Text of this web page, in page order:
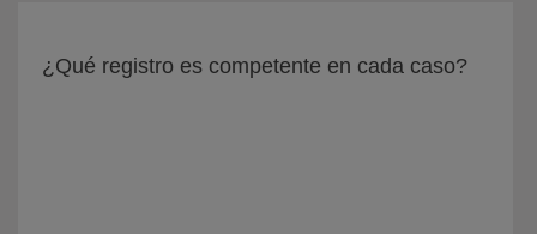
¿Qué registro es competente en cada caso?